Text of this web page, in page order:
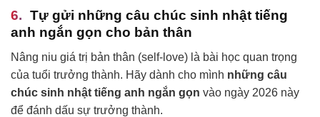
Tự gửi những câu chúc sinh nhật tiếng
anh ngắn gọn cho bản thân
Nâng niu giá trị bản thân (self-love) là bài học quan trọng
của tuổi trưởng thành. Hãy dành cho mình những câu
chúc sinh nhật tiếng anh ngắn gọn vào ngày 2026 này
để đánh dấu sự trưởng thành.